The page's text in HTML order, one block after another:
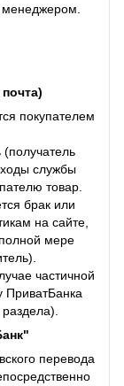
менеджером.
покупателем
(получатель
службы
товар.
брак или
на сайте,
мере
частичной
ПриватБанка
перевода